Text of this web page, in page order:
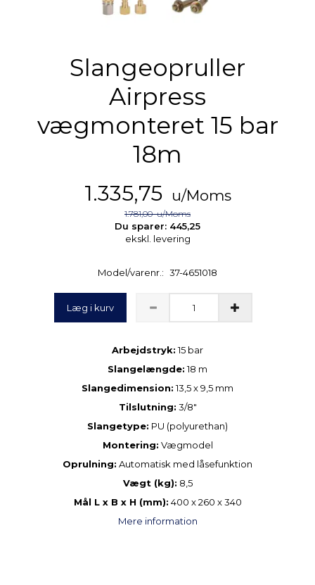
Slangeopruller
Airpress
vægmonteret 15 bar
18m
1.335,75 u/Moms
1.781,00u/Moms
Du sparer: 445,25
ekskl. levering
Model/varenr.: 37-4651018
Læg i kurv
Arbejdstryk:15 bar
Slangelængde:18 m
Slangedimension:13,5 x 9,5 mm
Tilslutning: 3/8"
Slangetype: PU (polyurethan)
Montering: Vægmodel
Oprulning: Automatisk med låsefunktion
Vægt (kg): 8,5
Mål L x B x H (mm): 400 x 260 x 340
Mere information